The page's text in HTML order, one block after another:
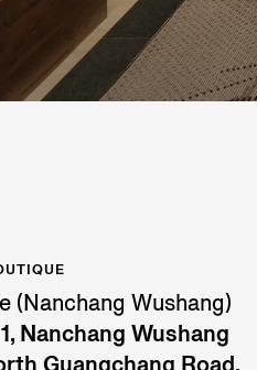
(Nanchang Wushang)
Nanchang Wushang